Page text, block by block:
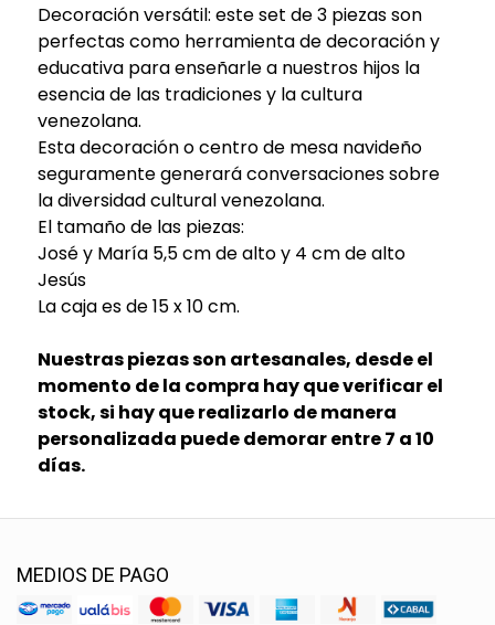
Decoración versátil: este set de 3 piezas son
perfectas como herramienta de decoración y
educativa para enseñarle a nuestros hijos la
esencia de las tradiciones y la cultura
venezolana.
Esta decoración o centro de mesa navideño
seguramente generará conversaciones sobre
la diversidad cultural venezolana.
El tamaño de las piezas:
José y María 5,5 cm de alto y 4 cm de alto
Jesús
La caja es de 15 x 10 cm.
Nuestras piezas son artesanales, desde el
momento de la compra hay que verificar el
stock, si hay que realizarlo de manera
personalizada puede demorar entre 7 a 10
días.
MEDIOS DE PAGO